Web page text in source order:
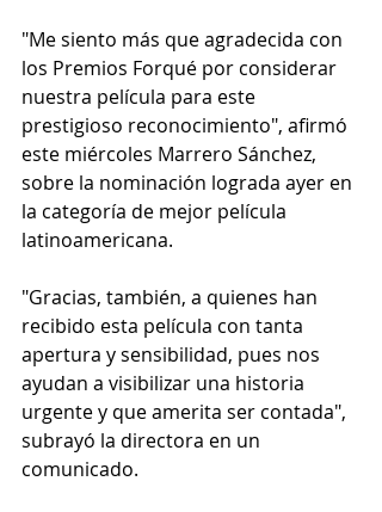
"Me siento más que agradecida con
los Premios Forqué por considerar
nuestra película para este
prestigioso reconocimiento", afirmó
este miércoles Marrero Sánchez,
sobre la nominación lograda ayer en
la categoría de mejor película
latinoamericana.
"Gracias, también, a quienes han
recibido esta película con tanta
apertura y sensibilidad, pues nos
ayudan a visibilizar una historia
urgente y que amerita ser contada",
subrayó la directora en un
comunicado.